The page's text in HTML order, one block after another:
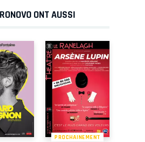
ONT AUSSI
PROCHAINEMENT